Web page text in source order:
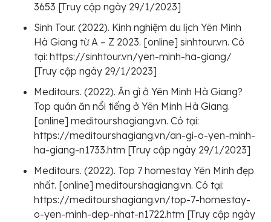
3653 [Truy cập ngày 29/1/2023]
Sinh Tour. (2022). Kinh nghiệm du lịch Yên Minh
Hà Giang từ A – Z 2023. [online] sinhtour.vn. Có
tại: https://sinhtour.vn/yen-minh-ha-giang/
[Truy cập ngày 29/1/2023]
Meditours. (2022). Ăn gì ở Yên Minh Hà Giang?
Top quán ăn nổi tiếng ở Yên Minh Hà Giang.
[online] meditourshagiang.vn. Có tại:
https://meditourshagiang.vn/an-gi-o-yen-minh-
ha-giang-n1733.htm [Truy cập ngày 29/1/2023]
Meditours. (2022). Top 7 homestay Yên Minh đẹp
nhất. [online] meditourshagiang.vn. Có tại:
https://meditourshagiang.vn/top-7-homestay-
o-yen-minh-dep-nhat-n1722.htm [Truy cập ngày